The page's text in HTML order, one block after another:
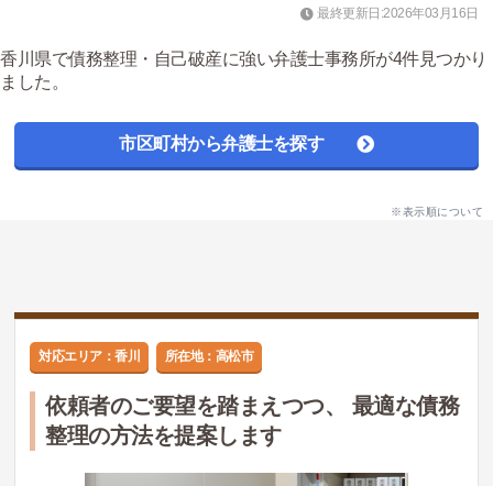
最終更新日:2026年03月16日
香川県で債務整理・自己破産に強い弁護士事務所が4件見つかり
ました。
市区町村から弁護士を探す
※表示順について
対応エリア：香川 所在地：高松市
依頼者のご要望を踏まえつつ、 最適な債務
整理の方法を提案します